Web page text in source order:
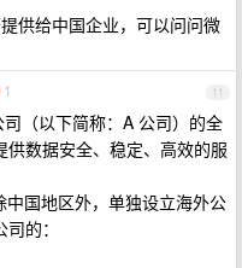
供给中国企业，可以问问微
11
1
（以下简称：A 公司）的全
数据安全、稳定、高效的服
国地区外，单独设立海外公
的：